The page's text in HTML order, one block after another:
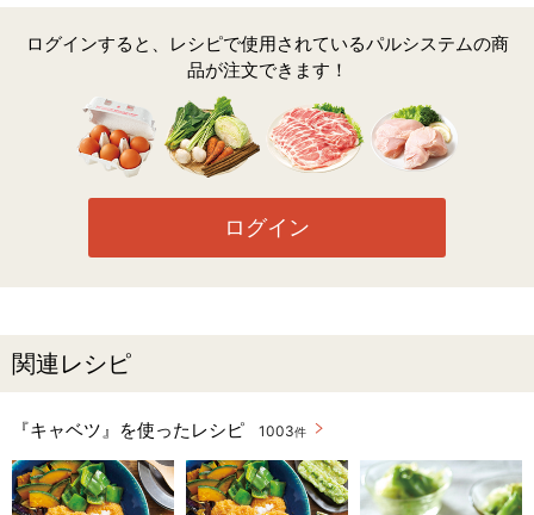
ログインすると、レシピで使用されているパルシステムの商
品が注文できます！
ログイン
関連レシピ
『キャベツ』を使ったレシピ 1003件